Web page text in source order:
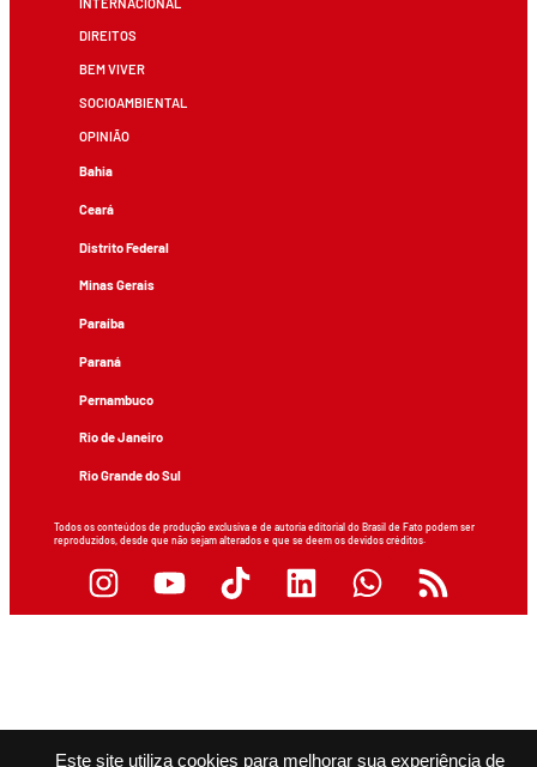
Este site utiliza cookies para melhorar sua experiência de
DIREITOS
BEM VIVER
SOCIOAMBIENTAL
OPINIÃO
Bahia
Ceará
Distrito Federal
Minas Gerais
Paraíba
Paraná
Pernambuco
Rio de Janeiro
Rio Grande do Sul
Todos os conteúdos de produção exclusiva e de autoria editorial do Brasil de Fato podem ser
reproduzidos, desde que não sejam alterados e que se deem os devidos créditos.